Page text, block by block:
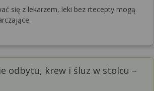
się z lekarzem, leki bez rtecepty mogą
odbytu, krew i śluz w stolcu –